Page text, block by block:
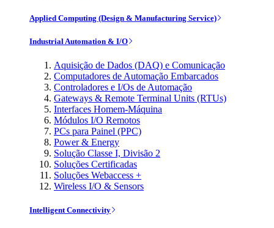
Applied Computing (Design & Manufacturing Service)
Industrial Automation & I/O
Aquisição de Dados (DAQ) e Comunicação
Computadores de Automação Embarcados
Controladores e I/Os de Automação
Gateways & Remote Terminal Units (RTUs)
Interfaces Homem-Máquina
Módulos I/O Remotos
PCs para Painel (PPC)
Power & Energy
Solução Classe I, Divisão 2
Soluções Certificadas
Soluções Webaccess +
Wireless I/O & Sensors
Intelligent Connectivity